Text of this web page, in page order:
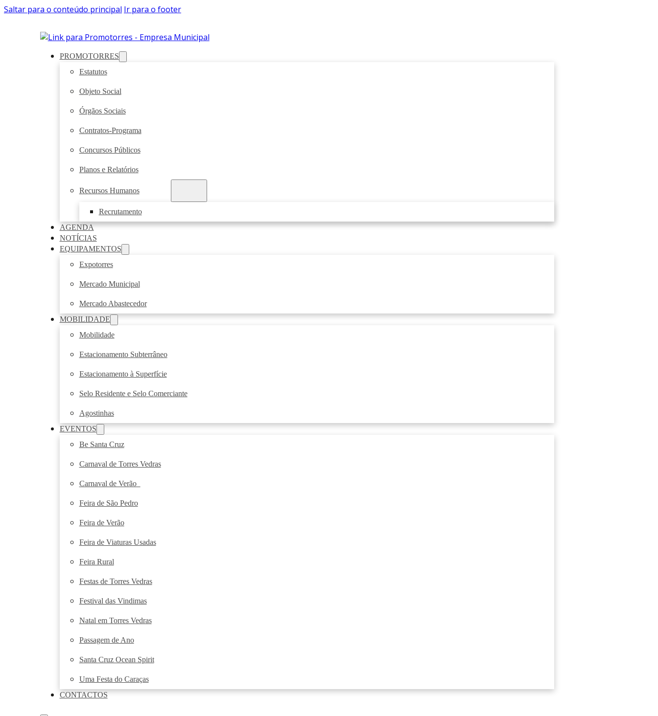
Saltar para o conteúdo principal Ir para o footer
PROMOTORRES
Estatutos
Objeto Social
Órgãos Sociais
Contratos-Programa
Concursos Públicos
Planos e Relatórios
Recursos Humanos
Recrutamento
AGENDA
NOTÍCIAS
EQUIPAMENTOS
Expotorres
Mercado Municipal
Mercado Abastecedor
MOBILIDADE
Mobilidade
Estacionamento Subterrâneo
Estacionamento à Superfície
Selo Residente e Selo Comerciante
Agostinhas
EVENTOS
Be Santa Cruz
Carnaval de Torres Vedras
Carnaval de Verão
Feira de São Pedro
Feira de Verão
Feira de Viaturas Usadas
Feira Rural
Festas de Torres Vedras
Festival das Vindimas
Natal em Torres Vedras
Passagem de Ano
Santa Cruz Ocean Spirit
Uma Festa do Caraças
CONTACTOS